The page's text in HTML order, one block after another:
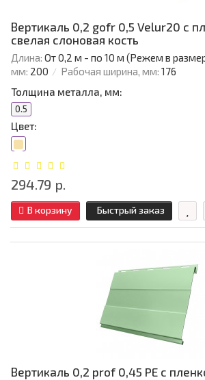
Вертикаль 0,2 gofr 0,5 Velur20 с
свелая слоновая кость
Длина: От 0,2 м - по 10 м (Режем в
мм: 200 Рабочая ширина, мм: 176
Толщина металла, мм:
0.5
Цвет:
294.79 р.
В корзину Быстрый заказ
Вертикаль 0,2 prof 0,45 PE с